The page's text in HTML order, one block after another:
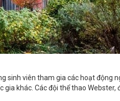
sinh viên tham gia các hoạt động
khác. Các đội thể thao Webster,